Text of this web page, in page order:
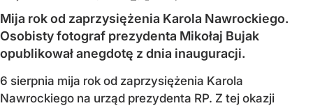
Mija rok od zaprzysiężenia Karola Nawrockiego.
Osobisty fotograf prezydenta Mikołaj Bujak
opublikował anegdotę z dnia inauguracji.
6 sierpnia mija rok od zaprzysiężenia Karola
Nawrockiego na urząd prezydenta RP. Z tej okazji